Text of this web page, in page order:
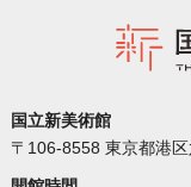
国立新美術館
〒106-8558 東京都港